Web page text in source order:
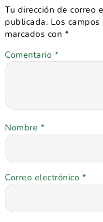
Tu dirección de correo
publicada. Los
marcados con *
Comentario *
Nombre *
Correo electrónico *